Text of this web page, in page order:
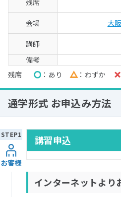
大
残席 ○ あり △ わずか ×
通学形式 お申込み方法
講習申込
インターネットより